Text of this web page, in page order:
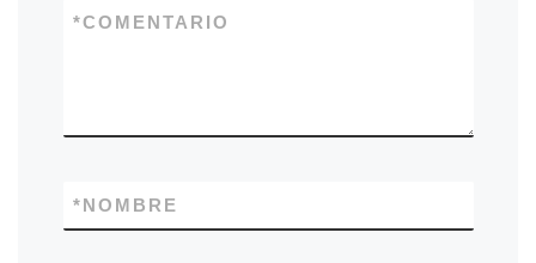
COMENTARIO
*
NOMBRE
*